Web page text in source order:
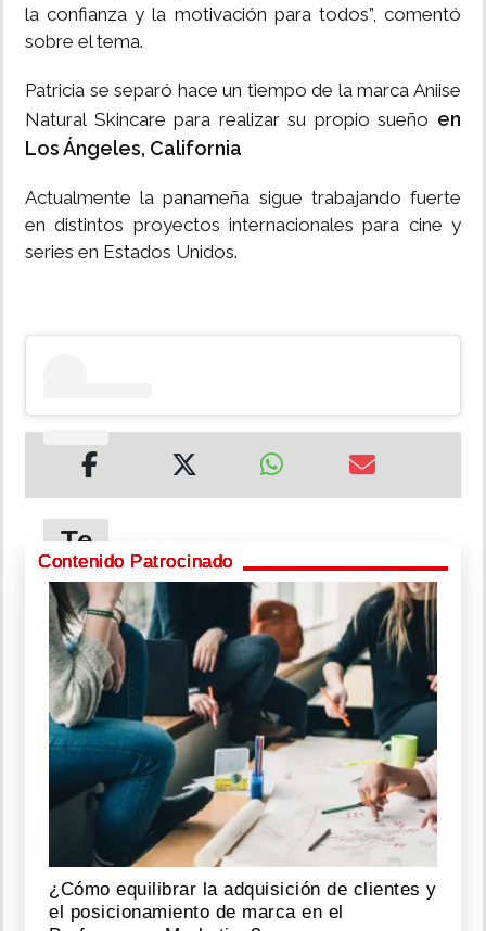
la confianza y la motivación para todos”, comentó
sobre el tema.
Patricia se separó hace un tiempo de la marca Aniise
Natural Skincare para realizar su propio sueño en
Los Ángeles, California
Actualmente la panameña sigue trabajando fuerte
en distintos proyectos internacionales para cine y
series en Estados Unidos.
Te
puede
interesar
Petro
se
despide
de
la
Casa
Nariño
último
acto
como
Contenido Patrocinado
¿Cómo equilibrar la adquisición de clientes y
el posicionamiento de marca en el